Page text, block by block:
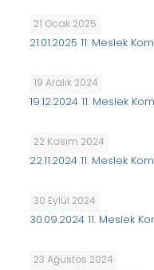
21 Ocak 2025
21.01.2025 11. Meslek
19 Aralık 2024
19.12.2024 11. Meslek
22 Kasım 2024
22.11.2024 11. Meslek
30 Eylül 2024
30.09.2024 11. Meslek
23 Ağustos 2024